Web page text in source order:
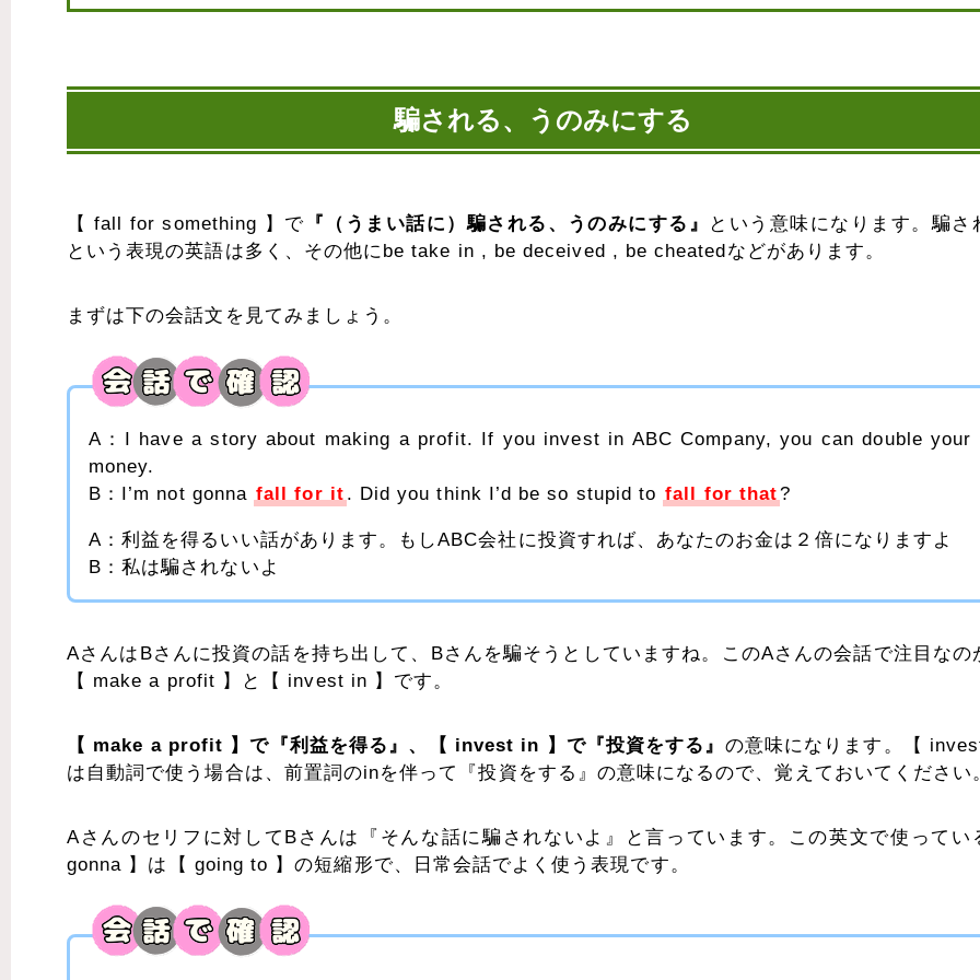
騙される、うのみにする
【 fall for something 】で 『（うまい話に）騙される、うのみにする』
という意味になります。騙さ
という表現の英語は多く、その他にbe take in , be deceived , be cheatedなどがあります。
まずは下の会話文を見てみましょう。
A：I have a story about making a profit. If you invest in ABC Company, you can double your
money.
B：I’m not gonna fall for it . Did you think I’d be so stupid to fall for that?
A：利益を得るいい話があります。もしABC会社に投資すれば、あなたのお金は２倍になりますよ
B：私は騙されないよ
AさんはBさんに投資の話を持ち出して、Bさんを騙そうとしていますね。このAさんの会話で注目なの
【 make a profit 】と【 invest in 】です。
【 make a profit 】で『利益を得る』、【 invest in 】で『投資をする』 の意味になります。【
は自動詞で使う場合は、前置詞のinを伴って『投資をする』の意味になるので、覚えておいてください
Aさんのセリフに対してBさんは『そんな話に騙されないよ』と言っています。この英文で使ってい
gonna 】は【 going to 】の短縮形で、日常会話でよく使う表現です。